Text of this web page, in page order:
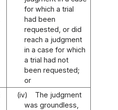
for which a trial
had been
requested, or did
reach a judgment
in a case for which
a trial had not
been requested;
or
(iv)
The judgment
was groundless,